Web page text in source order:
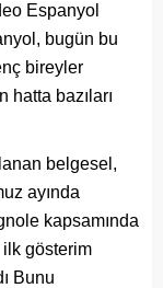
Espanyol
bugün bu
bireyler
hatta bazıları
belgesel,
ayında
kapsamında
ilk gösterim
Bunu